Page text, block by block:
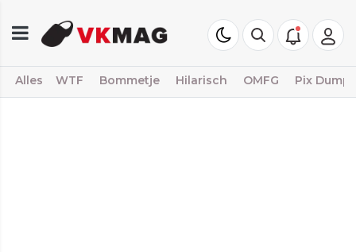
Alles WTF Bommetje Hilarisch OMFG Pix Dump